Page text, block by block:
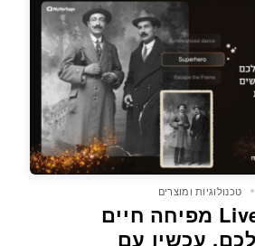
טכנולוגיות ומוצרים
LiveMemory™‎ מפיחה חיים
עכשיו עם